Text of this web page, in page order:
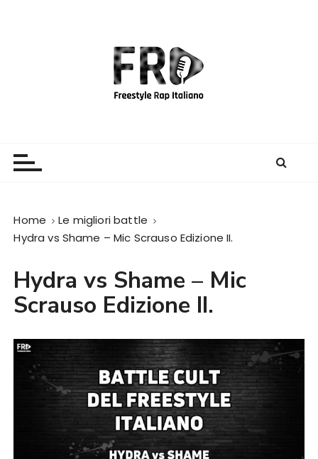
Home
Le migliori battle
Hydra vs Shame – Mic Scrauso Edizione II.
Hydra vs Shame – Mic
Scrauso Edizione II.